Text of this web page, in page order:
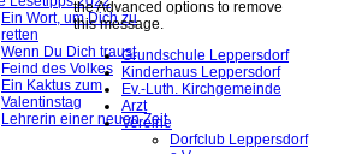
Ein Wort, um Dich zu
retten
Wenn Du Dich traust
Feind des Volkes
Ein Kaktus zum
Valentinstag
Lehrerin einer neuen Zeit
the Advanced options to remove
this message.
Grundschule Leppersdorf
Kinderhaus Leppersdorf
Ev.-Luth. Kirchgemeinde
Arzt
Vereine
Dorfclub Leppersdorf